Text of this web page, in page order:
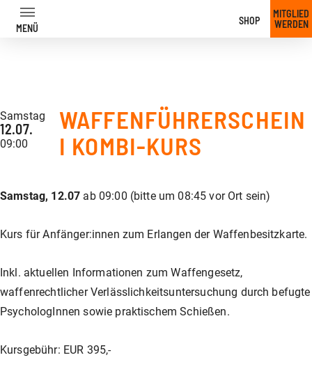
MENÜ
SHOP
MITGLIED
WERDEN
zurück
Unsere Preise
Unser Shop
zurück
zurück
zurück
zurück
zurück
zurück
Waffenführerschein – Kurs
Jagd
zurück
Langwaffen-Training
Flinten-Training
zurück
zurück
Freiwilliges Übungsschießen
zurück
IPSC Schnupperkurs
Vorbereitung auf die Sicherheitszulassung
zurück
Pistolen Kurse
zurück
GLOCK Fundamentals Training MOS
GLOCK PERFECTION TRAINING
zurück
zurück
zurück
Wettkämpfe & Veranstaltungen
Kurse: Waffenführerschein
zurück
zurück
zurück
zurück
zurück
zurück
zurück
zurück
Samstag
12.07.
09:00
WAFFENFÜHRERSCHEIN
I KOMBI-KURS
Samstag, 12.07 ab 09:00 (bitte um 08:45 vor Ort sein)
Kurs für Anfänger:innen zum Erlangen der Waffenbesitzkarte.
Inkl. aktuellen Informationen zum Waffengesetz,
waffenrechtlicher Verlässlichkeitsuntersuchung durch befugte
PsychologInnen sowie praktischem Schießen.
Kursgebühr: EUR 395,-